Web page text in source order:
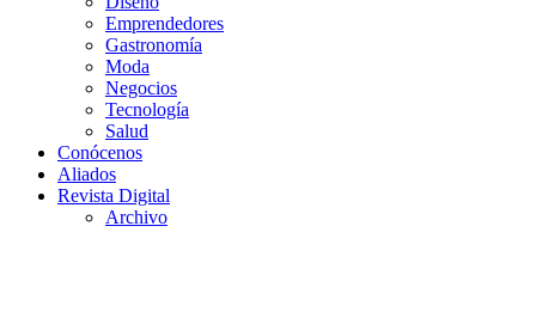
Emprendedores
Gastronomía
Moda
Negocios
Tecnología
Salud
Conócenos
Aliados
Revista Digital
Archivo